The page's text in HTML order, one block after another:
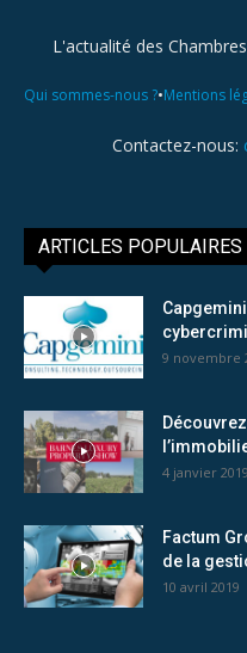
L'actualité des
Qui sommes-nous ?•Mentions
Contactez-nous:
ARTICLES POPULAIRES
9 novembre
4 janvier 2019
Factum
de la
10 avril 2019